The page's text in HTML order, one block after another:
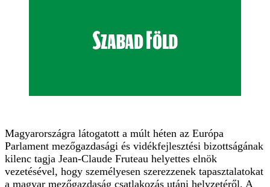
Magyarországra látogatott a múlt héten az Európa
Parlament mezőgazdasági és vidékfejlesztési bizottságának
kilenc tagja Jean-Claude Fruteau helyettes elnök
vezetésével, hogy személyesen szerezzenek tapasztalatokat
a magyar mezőgazdaság csatlakozás utáni helyzetéről. A